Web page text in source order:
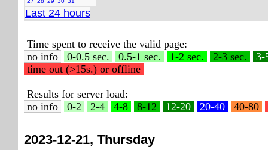
Last 24 hours
Time spent to receive the valid page:
no info
0-0.5 sec. 0.5-1 sec. 1-2 sec. 2-3 sec.
3-
time out (>15s.) or offline
Results for server load:
no info
0-2 2-4 4-8 8-12 12-20 20-40 40-80
2023-12-21, Thursday